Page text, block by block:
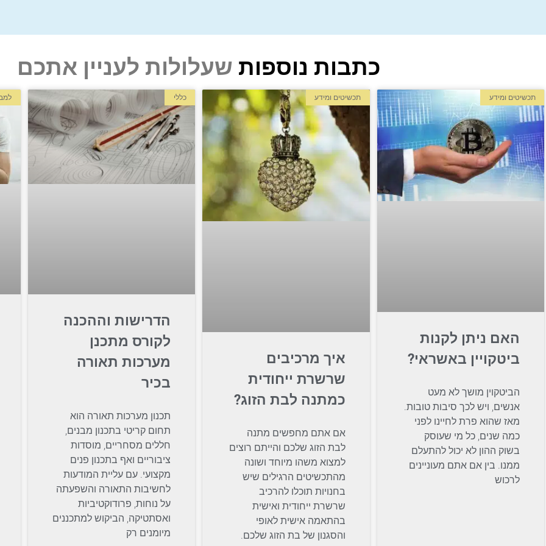
כתבות נוספות שעלולות לעניין אתכם
תכשיטים ומידע
האם ניתן לקנות
ביטקויין באשראי?
הביטקוין מושך לא מעט
אנשים, ויש לכך סיבות טובות.
מאז שהוא פרת לחיינו לפני
כמה שנים, כל מי שעוסק
בשוק ההון לא יכול להתעלם
ממנו. בין אם אתם מעוניינים
לרכוש
תכשיטים ומידע
איך מרכיבים
שרשרת ייחודית
כמתנה לבת הזוג?
אם אתם מחפשים מתנה
לבת הזוג שלכם והייתם רוצים
למצוא משהו מיוחד ושונה
מהתכשיטים הרגילים שיש
בחנויות תוכלו להרכיב
שרשרת ייחודית ואישית
בהתאמה אישית לאופי
והסגנון של בת הזוג שלכם.
כללי
הדרישות וההכנה
לקורס מתכנן
מערכות תאורה
בכיר
תכנון מערכות תאורה הוא
תחום קריטי בתכנון מבנים,
חללים מסחריים, מוסדות
ציבוריים ואף בתכנון פנים
מקצועי. עם עליית המודעות
לחשיבות התאורה והשפעתה
על נוחות, פרודוקטיביות
ואסתטיקה, הביקוש למתכננים
מיומנים רק